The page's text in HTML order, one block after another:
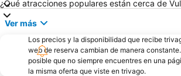
¿Qué atracciones populares están cerca de
Ver más
Los precios y la disponibilidad que recibe
web de reserva cambian de manera
posible que no siempre encuentres en una
la misma oferta que viste en trivago.